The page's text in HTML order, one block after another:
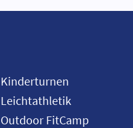
Kinderturnen
Leichtathletik
Outdoor FitCamp